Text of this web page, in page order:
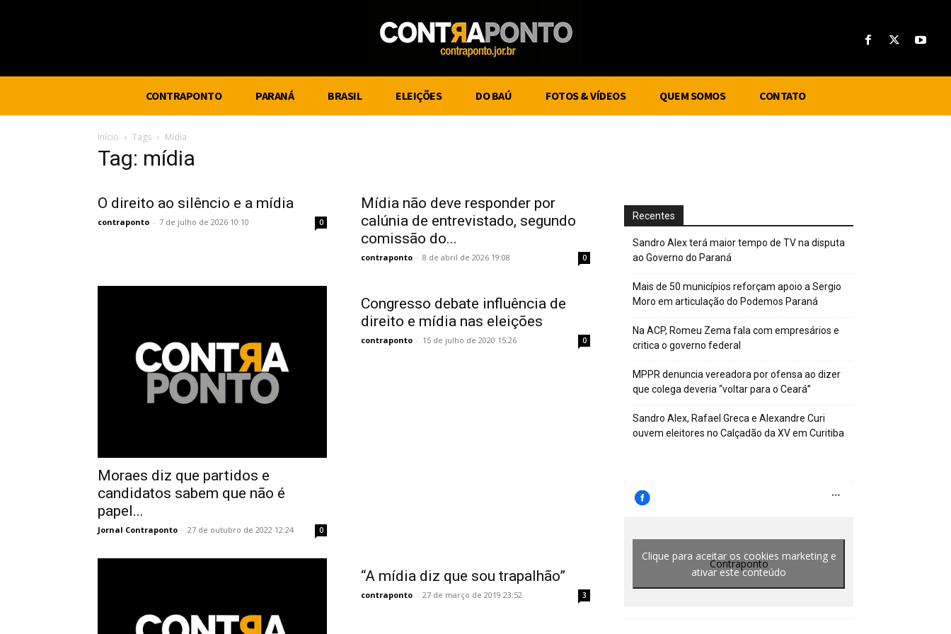
CONTRAPONTO PARANÁ BRASIL ELEIÇÕES DO BAÚ FOTOS & VÍDEOS QUEM SOMOS CONTATO
Início Tags Mídia
Tag: mídia
O direito ao silêncio e a mídia
contraponto - 7 de julho de 2026 10:10 0
Mídia não deve responder por
calúnia de entrevistado, segundo
comissão do...
contraponto - 8 de abril de 2026 19:08 0
Moraes diz que partidos e
candidatos sabem que não é
papel...
Jornal Contraponto - 27 de outubro de 2022 12:24 0
Congresso debate influência de
direito e mídia nas eleições
contraponto - 15 de julho de 2020 15:26 0
“A mídia diz que sou trapalhão”
contraponto - 27 de março de 2019 23:52 3
Recentes
Sandro Alex terá maior tempo de TV na disputa
ao Governo do Paraná
Mais de 50 municípios reforçam apoio a Sergio
Moro em articulação do Podemos Paraná
Na ACP, Romeu Zema fala com empresários e
critica o governo federal
MPPR denuncia vereadora por ofensa ao dizer
que colega deveria “voltar para o Ceará”
Sandro Alex, Rafael Greca e Alexandre Curi
ouvem eleitores no Calçadão da XV em Curitiba
Contraponto
Clique para aceitar os cookies marketing e
ativar este conteúdo